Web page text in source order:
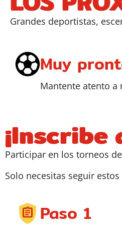
Grandes deportistas,
Muy
Mantente atento a
Participar en los torneos
Solo necesitas seguir estos
Paso 1